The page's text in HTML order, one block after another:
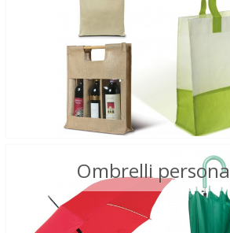
Ombrelli